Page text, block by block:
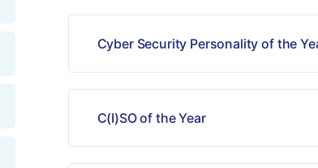
Cyber Security Personality of the
C(I)SO of the Year